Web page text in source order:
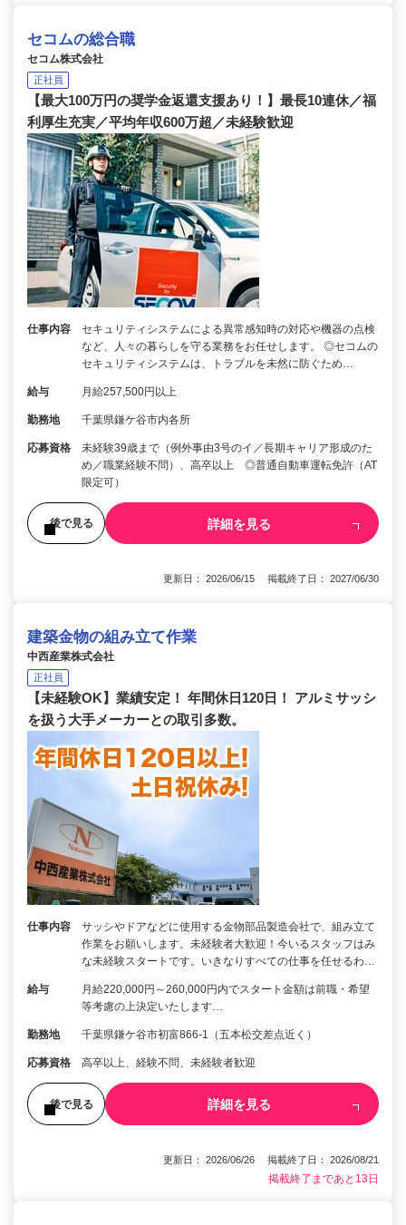
セコムの総合職
セコム株式会社
正社員
【最大100万円の奨学金返還支援あり！】最長10連休／福
利厚生充実／平均年収600万超／未経験歓迎
仕事内容
セキュリティシステムによる異常感知時の対応や機器の点検
など、人々の暮らしを守る業務をお任せします。 ◎セコムの
セキュリティシステムは、トラブルを未然に防ぐため…
給与 月給257,500円以上
勤務地 千葉県鎌ケ谷市内各所
応募資格
未経験39歳まで（例外事由3号のイ／長期キャリア形成のた
め／職業経験不問）、高卒以上 ◎普通自動車運転免許（AT
限定可）
後で見る 詳細を見る
更新日： 2026/06/15 掲載終了日： 2027/06/30
建築金物の組み立て作業
中西産業株式会社
正社員
【未経験OK】業績安定！ 年間休日120日！ アルミサッシ
を扱う大手メーカーとの取引多数。
仕事内容
サッシやドアなどに使用する金物部品製造会社で、組み立て
作業をお願いします。未経験者大歓迎！今いるスタッフはみ
な未経験スタートです。いきなりすべての仕事を任せるわ…
給与
月給220,000円～260,000円内でスタート金額は前職・希望
等考慮の上決定いたします…
勤務地 千葉県鎌ケ谷市初富866-1（五本松交差点近く）
応募資格 高卒以上、経験不問、未経験者歓迎
後で見る 詳細を見る
更新日： 2026/06/26 掲載終了日： 2026/08/21
掲載終了まであと13日